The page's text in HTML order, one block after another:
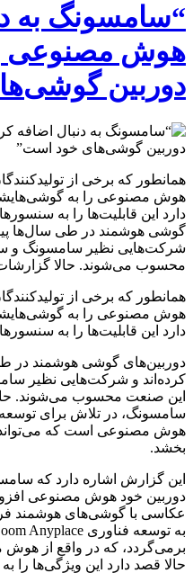
“سامسونگ به
هوش مصنوعی
دوربین
همانطور که برخی از
هوش مصنوعی را به
دارد این قابلیت‌ها را به
گوشی هوشمند در طی سال‌ها
شرکت‌هایی نظیر سامسونگ و
محسوب می‌شوند. حالا
همانطور که برخی از
هوش مصنوعی را به
دارد این قابلیت‌ها را به
دوربین‌های گوشی هوشمند در
کرده‌اند و شرکت‌هایی نظیر
این صنعت محسوب می‌شوند.
سامسونگ، در تلاش برای توسعه
هوش مصنوعی است که می‌تواند
بخشد.
این گزارش اشاره دارد که
دوربین خود هوش مصنوعی
عکاسی با گوشی‌های هوشمند
برمی‌گردد، که در واقع از
حالا قصد دارد این ویژگی‌ها را